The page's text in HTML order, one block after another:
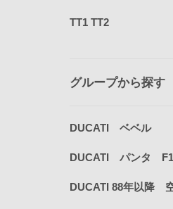
TT1 TT2
グループから探す
DUCATI ベベル
DUCATI パンタ F1
DUCATI 88年以降